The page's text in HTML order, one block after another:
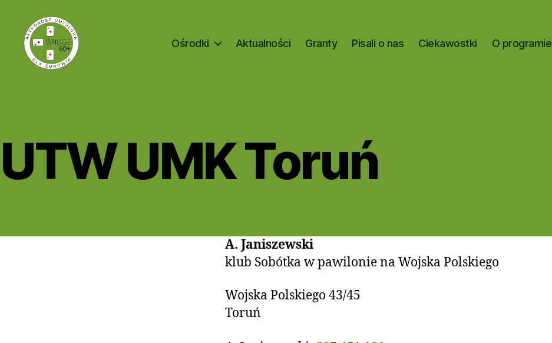
Ośrodki Aktualności Granty Pisali o nas Ciekawostki O programie
UTW UMK Toruń
A. Janiszewski
klub Sobótka w pawilonie na Wojska Polskiego
Wojska Polskiego 43/45
Toruń